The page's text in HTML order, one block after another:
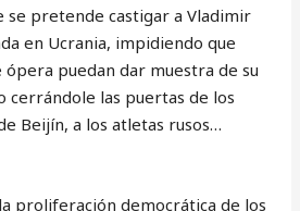
se pretende castigar a Vladimir
en Ucrania, impidiendo que
ópera puedan dar muestra de su
cerrándole las puertas de los
Beijín, a los atletas rusos…
democrática de los